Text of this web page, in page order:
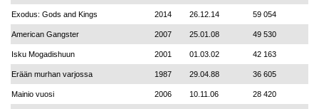
Exodus: Gods and Kings 2014 26.12.14 59 054
American Gangster 2007 25.01.08 49 530
Isku Mogadishuun 2001 01.03.02 42 163
Erään murhan varjossa 1987 29.04.88 36 605
Mainio vuosi 2006 10.11.06 28 420